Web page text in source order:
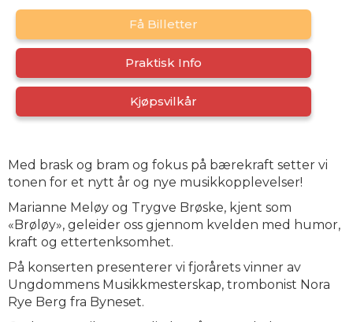
Få Billetter
Praktisk Info
Kjøpsvilkår
Med brask og bram og fokus på bærekraft setter vi
tonen for et nytt år og nye musikkopplevelser!
Marianne Meløy og Trygve Brøske, kjent som
«Brøløy», geleider oss gjennom kvelden med humor,
kraft og ettertenksomhet.
På konserten presenterer vi fjorårets vinner av
Ungdommens Musikkmesterskap, trombonist Nora
Rye Berg fra Byneset.